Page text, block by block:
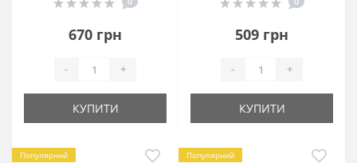
670 грн
- +
КУПИТИ
509 грн
- +
КУПИТИ
Популярний Популярний